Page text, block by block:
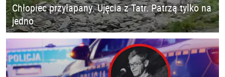
Chłopiec przyłapany. Ujęcia z Tatr. Patrzą tylko na
jedno